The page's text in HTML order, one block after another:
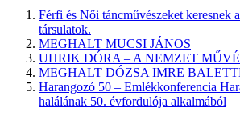
Férfi és Női táncművészeket keresnek
társulatok.
MEGHALT MUCSI JÁNOS
UHRIK DÓRA – A NEMZET
MEGHALT DÓZSA IMRE
Harangozó 50 – Emlékkonferencia
halálának 50. évfordulója alkalmából